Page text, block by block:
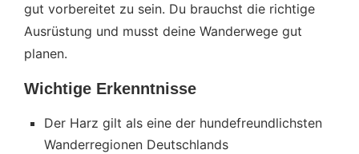
gut vorbereitet zu sein. Du brauchst die richtige
Ausrüstung und musst deine Wanderwege gut
planen.
Wichtige Erkenntnisse
Der Harz gilt als eine der hundefreundlichsten
Wanderregionen Deutschlands